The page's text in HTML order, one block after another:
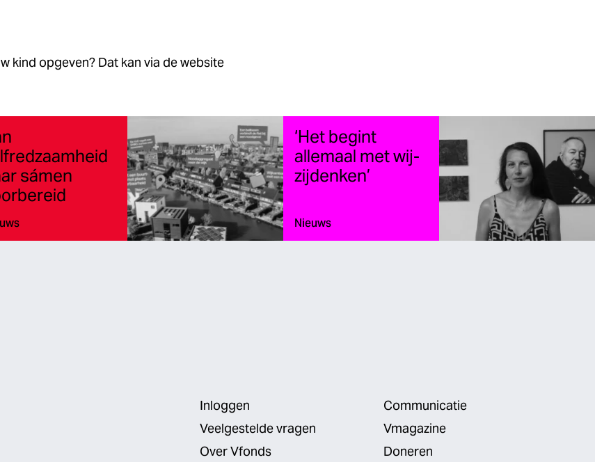
kind opgeven? Dat kan via de website
sámen
‘Het begint
allemaal met wij-
zijdenken’
Type:
Nieuws
Inloggen
Veelgestelde vragen
Over Vfonds
Communicatie
Vmagazine
Doneren